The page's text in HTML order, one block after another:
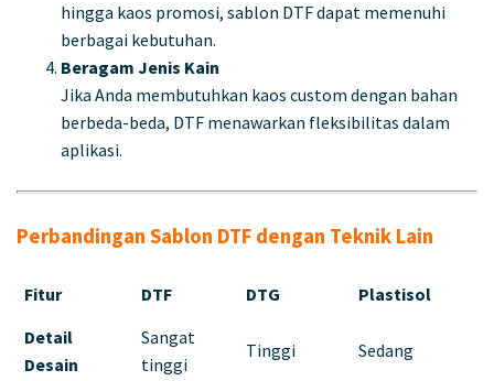
hingga kaos promosi, sablon DTF dapat memenuhi
berbagai kebutuhan.
Beragam Jenis Kain
Jika Anda membutuhkan kaos custom dengan bahan
berbeda-beda, DTF menawarkan fleksibilitas dalam
aplikasi.
Perbandingan Sablon DTF dengan Teknik Lain
Fitur DTF DTG
Plastisol
Detail
Desain
Sangat
tinggi
Tinggi Sedang